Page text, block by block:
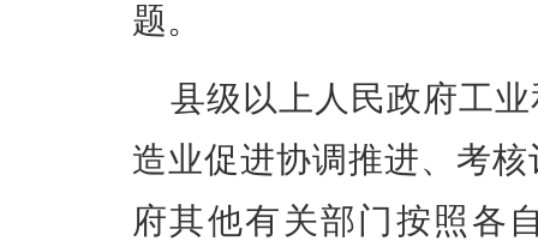
题。
县级以上人民政府工
造业促进协调推进、考
府其他有关部门按照各